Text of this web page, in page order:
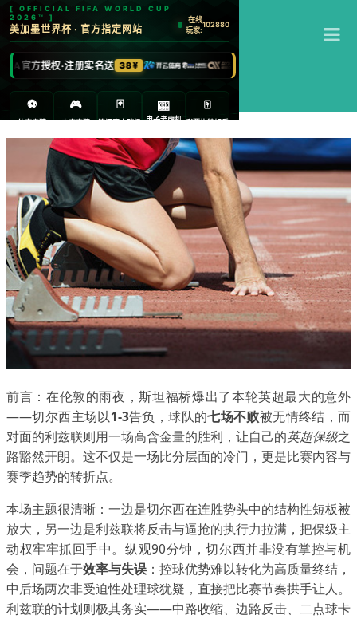
江南体育
前言：在伦敦的雨夜，斯坦福桥爆出了本轮英超最大的意外
——切尔西主场以1-3告负，球队的七场不败被无情终结，而
对面的利兹联则用一场高含金量的胜利，让自己的英超保级之
路豁然开朗。这不仅是一场比分层面的冷门，更是比赛内容与
赛季趋势的转折点。
本场主题很清晰：一边是切尔西在连胜势头中的结构性短板被
放大，另一边是利兹联将反击与逼抢的执行力拉满，把保级主
动权牢牢抓回手中。纵观90分钟，切尔西并非没有掌控与机
会，问题在于效率与失误 ：控球优势难以转化为高质量终结，
中后场两次非受迫性处理球犹疑，直接把比赛节奏拱手让人。
利兹联的计划则极其务实——中路收缩、边路反击、二点球卡